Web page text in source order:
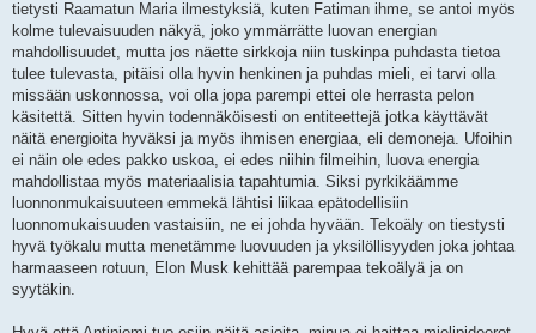
tietysti Raamatun Maria ilmestyksiä, kuten Fatiman ihme, se antoi myös
kolme tulevaisuuden näkyä, joko ymmärrätte luovan energian
mahdollisuudet, mutta jos näette sirkkoja niin tuskinpa puhdasta tietoa
tulee tulevasta, pitäisi olla hyvin henkinen ja puhdas mieli, ei tarvi olla
missään uskonnossa, voi olla jopa parempi ettei ole herrasta pelon
käsitettä. Sitten hyvin todennäköisesti on entiteettejä jotka käyttävät
näitä energioita hyväksi ja myös ihmisen energiaa, eli demoneja. Ufoihin
ei näin ole edes pakko uskoa, ei edes niihin filmeihin, luova energia
mahdollistaa myös materiaalisia tapahtumia. Siksi pyrkikäämme
luonnonmukaisuuteen emmekä lähtisi liikaa epätodellisiin
luonnomukaisuuden vastaisiin, ne ei johda hyvään. Tekoäly on tiestysti
hyvä työkalu mutta menetämme luovuuden ja yksilöllisyyden joka johtaa
harmaaseen rotuun, Elon Musk kehittää parempaa tekoälyä ja on
syytäkin.